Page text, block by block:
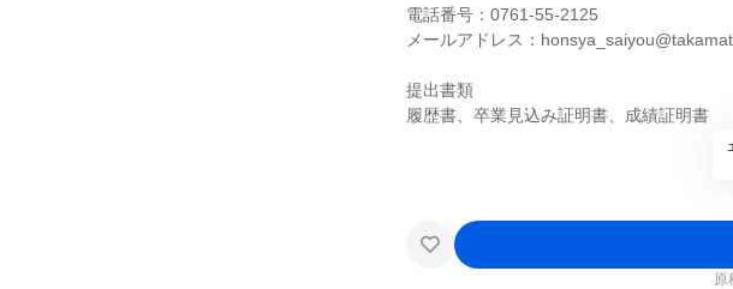
電話番号：0761-55-2125
メールアドレス：
提出書類
履歴書、卒業見込み証明書、成績証明書
原